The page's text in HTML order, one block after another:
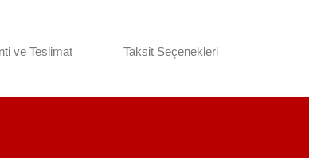
ve Teslimat Taksit Seçenekleri